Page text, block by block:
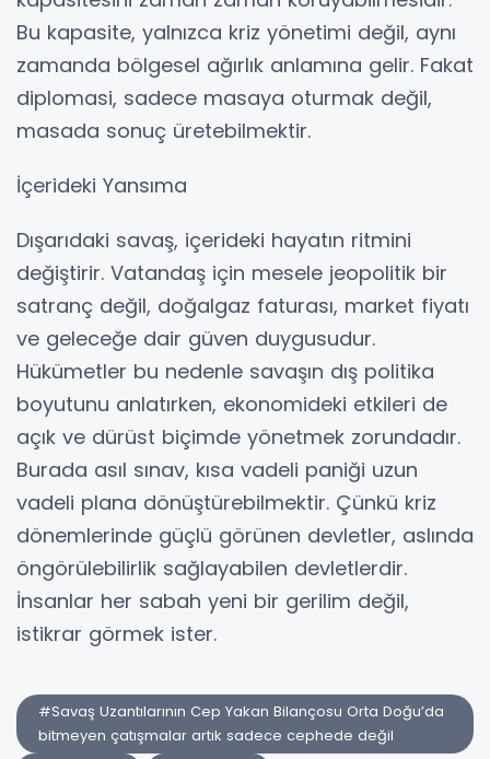
Bu kapasite, yalnızca kriz yönetimi değil, aynı
zamanda bölgesel ağırlık anlamına gelir. Fakat
diplomasi, sadece masaya oturmak değil,
masada sonuç üretebilmektir.
İçerideki Yansıma
Dışarıdaki savaş, içerideki hayatın ritmini
değiştirir. Vatandaş için mesele jeopolitik bir
satranç değil, doğalgaz faturası, market fiyatı
ve geleceğe dair güven duygusudur.
Hükümetler bu nedenle savaşın dış politika
boyutunu anlatırken, ekonomideki etkileri de
açık ve dürüst biçimde yönetmek zorundadır.
Burada asıl sınav, kısa vadeli paniği uzun
vadeli plana dönüştürebilmektir. Çünkü kriz
dönemlerinde güçlü görünen devletler, aslında
öngörülebilirlik sağlayabilen devletlerdir.
İnsanlar her sabah yeni bir gerilim değil,
istikrar görmek ister.
#Savaş Uzantılarının Cep Yakan Bilançosu Orta Doğu’da
bitmeyen çatışmalar artık sadece cephede değil